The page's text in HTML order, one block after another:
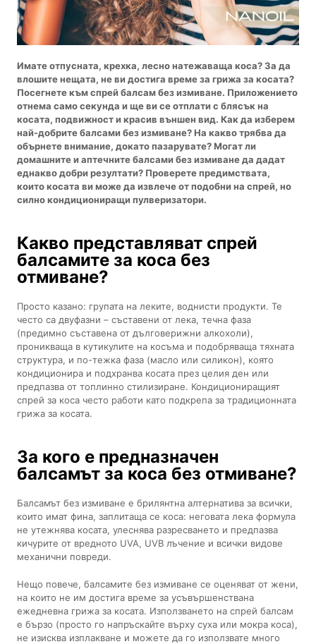
Имате отпусната, крехка, лесно натежаваща коса? За да
влошите нещата, не ви достига време за грижа за косата?
Посегнете към спрей балсам без измиване. Приложението
отнема само секунда и ще ви се отплати с блясък на
косата, подвижност и красив външен вид. Как да изберем
най-добрите балсами без измиване? На какво трябва да
обърнете внимание, докато пазарувате? Могат ли
домашните и аптечните балсами без измиване да дадат
еднакво добри резултати? Проверете предимствата,
които косата ви може да извлече от подобни на спрей, но
силно кондициониращи пулверизатори.
Какво представляват спрей
балсамите за коса без
отмиване?
Просто казано: групата на леките, воднисти продукти. Те
често са двуфазни – съставени от лека, течна фаза
(предимно съставена от дълговерижни алкохоли),
проникваща в кутикулите на косъма и подобряваща тяхната
структура, и по-тежка фаза (масло или силикон), която
кондиционира и подхранва косата през целия ден или
предпазва от топлинно стилизиране. Кондициониращият
спрей за коса често работи като подкрепа за традиционната
грижа за косата.
За кого е предназначен
балсамът за коса без отмиване?
Балсамът без измиване е брилянтна алтернатива за всички,
които имат фина, заплитаща се коса: неговата лека формула
не утежнява косата, улеснява разресването и предпазва
кичурите от вредното UVA, UVB лъчение и всички видове
механични повреди.
Нещо повече, балсамите без измиване се оценяват от жени,
на които не им достига време за усъвършенствана
ежедневна грижа за косата. Използването на спрей балсам
е бързо (просто го напръскайте върху суха или мокра коса),
не изисква изплакване и можете да го използвате много